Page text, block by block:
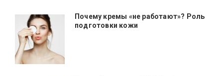
Почему кремы «не работают»? Роль
подготовки кожи